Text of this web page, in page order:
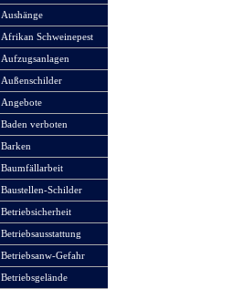
Aushänge
Afrikan Schweinepest
Aufzugsanlagen
Außenschilder
Angebote
Baden verboten
Barken
Baumfällarbeit
Baustellen-Schilder
Betriebsicherheit
Betriebsausstattung
Betriebsanw-Gefahr
Betriebsgelände